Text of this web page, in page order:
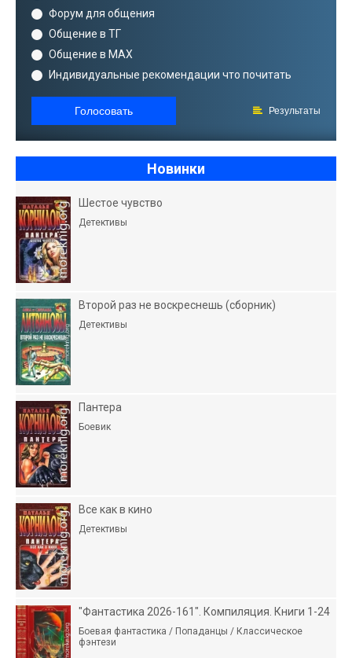
Форум для общения
Общение в ТГ
Общение в MAX
Индивидуальные рекомендации что почитать
Голосовать Результаты
Новинки
Шестое чувство
Детективы
Второй раз не воскреснешь (сборник)
Детективы
Пантера
Боевик
Все как в кино
Детективы
"Фантастика 2026-161". Компиляция. Книги 1-24
Боевая фантастика / Попаданцы / Классическое
фэнтези